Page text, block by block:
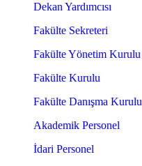
Dekan Yardımcısı
Fakülte Sekreteri
Fakülte Yönetim Kurulu
Fakülte Kurulu
Fakülte Danışma Kurulu
Akademik Personel
İdari Personel